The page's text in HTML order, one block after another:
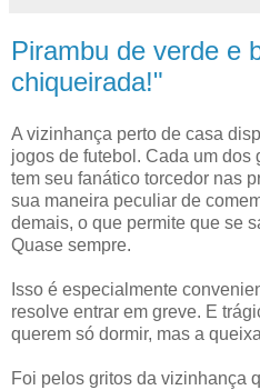
Pirambu de verde e
chiqueirada!"
A vizinhança perto de casa
jogos de futebol. Cada um dos
tem seu fanático torcedor nas
sua maneira peculiar de
demais, o que permite que se
Quase sempre.
Isso é especialmente
resolve entrar em greve. E
querem só dormir, mas a
Foi pelos gritos da vizinhança